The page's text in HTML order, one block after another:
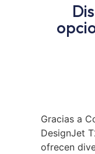
Gracias a
DesignJet
ofrecen